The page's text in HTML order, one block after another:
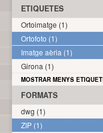
ETIQUETES
Ortoimatge (1)
Ortofoto (1)
Imatge aèria (1)
Girona (1)
MOSTRAR MENYS
FORMATS
dwg (1)
ZIP (1)